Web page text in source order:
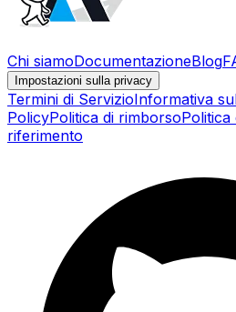
Chi siamoDocumentazioneBlog
Impostazioni sulla privacy
Termini di ServizioInformativa
PolicyPolitica di rimborsoPolitica
riferimento